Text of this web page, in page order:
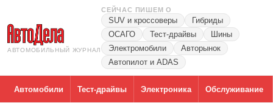
АВТОМОБИЛЬНЫЙ ЖУРНАЛ
СЕЙЧАС ПИШЕМ О
SUV и кроссоверы
Гибриды
ОСАГО
Тест-драйвы
Шины
Электромобили
Авторынок
Автопилот и ADAS
Автомобили Тест-драйвы Электроника Обслуживание